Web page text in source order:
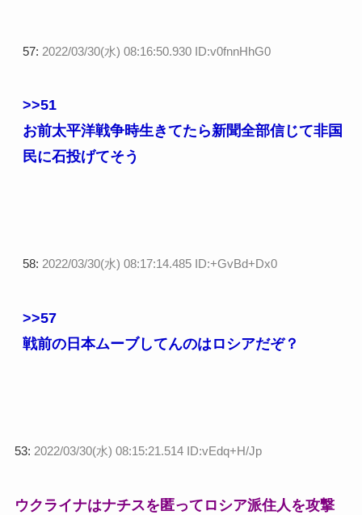
57: 2022/03/30(水) 08:16:50.930 ID:v0fnnHhG0
>>51
お前太平洋戦争時生きてたら新聞全部信じて非国
民に石投げてそう
58: 2022/03/30(水) 08:17:14.485 ID:+GvBd+Dx0
>>57
戦前の日本ムーブしてんのはロシアだぞ？
53: 2022/03/30(水) 08:15:21.514 ID:vEdq+H/Jp
ウクライナはナチスを匿ってロシア派住人を攻撃